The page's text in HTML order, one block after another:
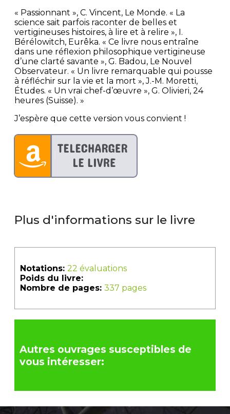
« Passionnant », C. Vincent, Le Monde. « La
science sait parfois raconter de belles et
vertigineuses histoires, à lire et à relire », I.
Bérélowitch, Eurêka. « Ce livre nous entraîne
dans une réflexion philosophique vertigineuse
d’une clarté savante », G. Badou, Le Nouvel
Observateur. « Un livre remarquable qui pousse
à réfléchir sur la vie et la mort », J.-M. Moretti,
Études. « Un vrai chef-d’œuvre », G. Olivieri, 24
heures (Suisse). »
J’espère que cette version vous convient !
Plus d'informations sur le livre
Notations: 22 évaluations
Poids du livre:
Nombre de pages: 337 pages
Autres ouvrages susceptibles de
vous intéresser: